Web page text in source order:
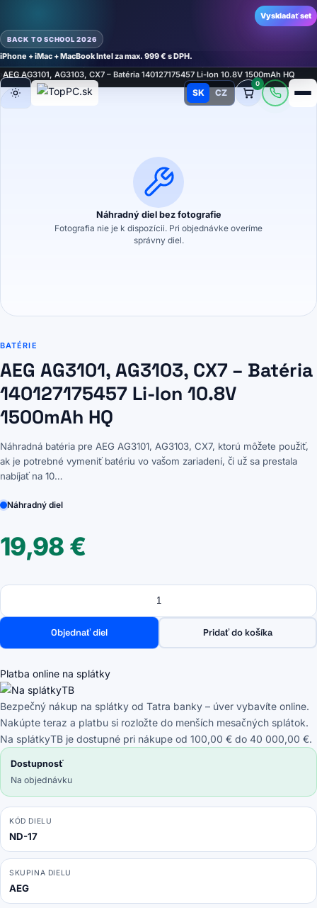
BACK TO SCHOOL 2026
iPhone + iMac + MacBook Intel za max. 999 € s DPH.
Vyskladať set
Režim
SK CZ
0
›AEG AG3101, AG3103, CX7 – Batéria 140127175457 Li-Ion 10.8V 1500mAh HQ
Náhradný diel bez fotografie
Fotografia nie je k dispozícii. Pri objednávke overíme
správny diel.
BATÉRIE
AEG AG3101, AG3103, CX7 – Batéria
140127175457 Li-Ion 10.8V
1500mAh HQ
Náhradná batéria pre AEG AG3101, AG3103, CX7, ktorú môžete použiť,
ak je potrebné vymeniť batériu vo vašom zariadení, či už sa prestala
nabíjať na 10…
Náhradný diel
19,98 €
Množstvo
množstvo
AEG
AG3101,
AG3103,
-
Batéria
140127175457
Li-
Ion
10.8V
1500mAh
HQ
Objednať diel Pridať do košíka
Platba online na splátky
Bezpečný nákup na splátky od Tatra banky – úver vybavíte online.
Nakúpte teraz a platbu si rozložte do menších mesačných splátok.
Na splátkyTB je dostupné pri nákupe od 100,00 € do 40 000,00 €.
Dostupnosť
Na objednávku
KÓD DIELU
ND-17
SKUPINA DIELU
AEG